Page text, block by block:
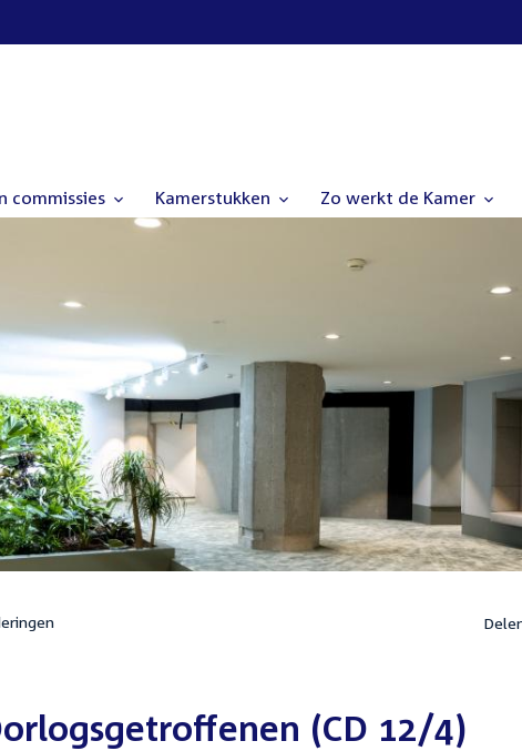
commissies Kamerstukken Zo werkt de Kamer
(CD 12/4)